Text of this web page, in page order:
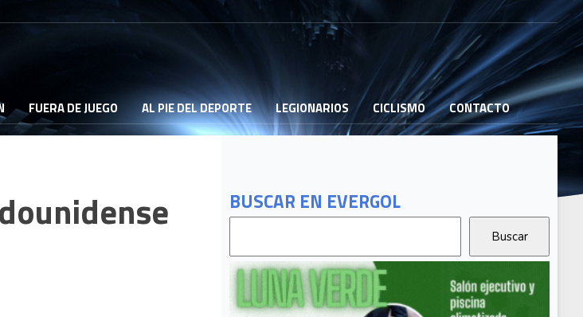
FUERA DE JUEGO AL PIE DEL DEPORTE LEGIONARIOS CICLISMO CONTACTO
BUSCAR EN EVERGOL